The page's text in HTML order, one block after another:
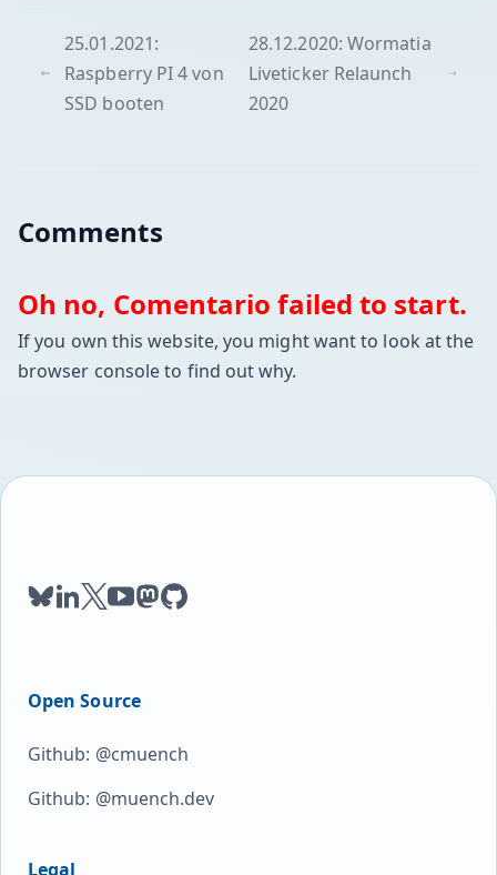
25.01.2021:
Raspberry PI 4 von
SSD booten
28.12.2020: Wormatia
Liveticker Relaunch
2020
Comments
Oh no, Comentario failed to start.
If you own this website, you might want to look at the
browser console to find out why.
bluesky
linkedin
twitter
youtube
mastodon
github
Open Source
Github: @cmuench
Github: @muench.dev
Legal